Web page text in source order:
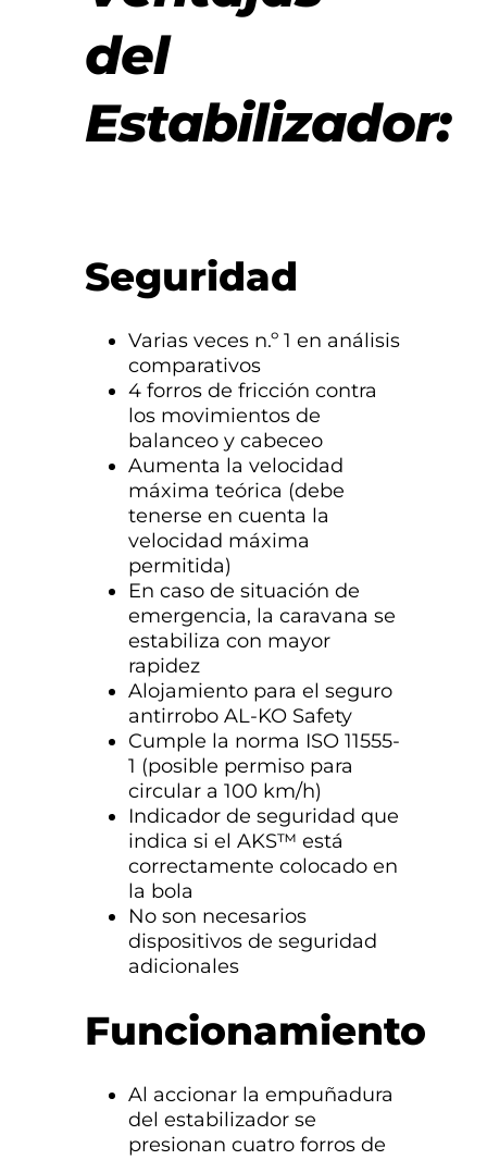
del
Estabilizador:
Seguridad
Varias veces n.º 1 en análisis
comparativos
4 forros de fricción contra
los movimientos de
balanceo y cabeceo
Aumenta la velocidad
máxima teórica (debe
tenerse en cuenta la
velocidad máxima
permitida)
En caso de situación de
emergencia, la caravana se
estabiliza con mayor
rapidez
Alojamiento para el seguro
antirrobo AL-KO Safety
Cumple la norma ISO 11555-
1 (posible permiso para
circular a 100 km/h)
Indicador de seguridad que
indica si el AKS™ está
correctamente colocado en
la bola
No son necesarios
dispositivos de seguridad
adicionales
Funcionamiento
Al accionar la empuñadura
del estabilizador se
presionan cuatro forros de